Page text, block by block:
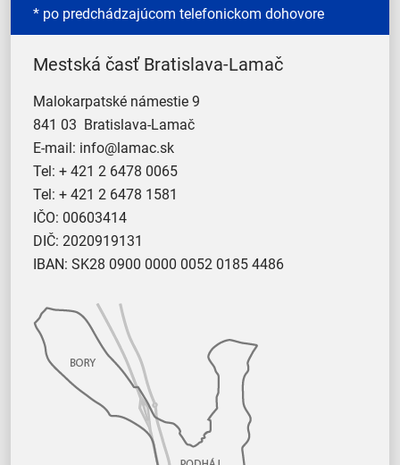
* po predchádzajúcom telefonickom dohovore
Mestská časť Bratislava-Lamač
Malokarpatské námestie 9
841 03 Bratislava-Lamač
E-mail: info@lamac.sk
Tel: + 421 2 6478 0065
Tel: + 421 2 6478 1581
IČO: 00603414
DIČ: 2020919131
IBAN: SK28 0900 0000 0052 0185 4486